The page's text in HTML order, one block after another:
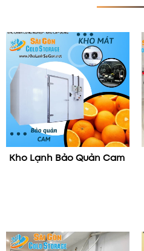
Kho Lạnh Bảo Quản Cam